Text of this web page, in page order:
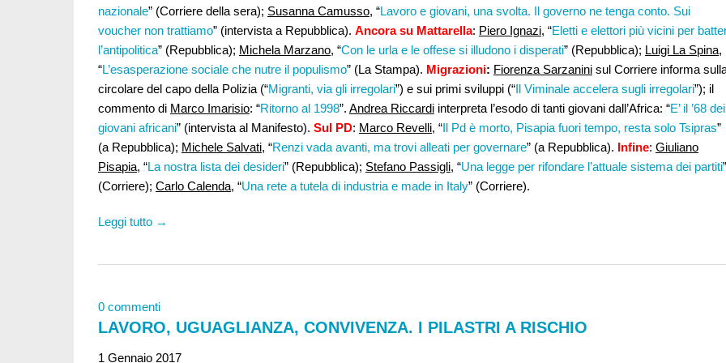
nazionale” (Corriere della sera); Susanna Camusso, “Lavoro e giovani, una svolta. Il governo ne tenga conto. Sui
voucher non trattiamo” (intervista a Repubblica). Ancora su Mattarella: Piero Ignazi, “Eletti e elettori più vicini per
l’antipolitica” (Repubblica); Michela Marzano, “Con le urla e le offese si illudono i disperati” (Repubblica); Luigi La Spina,
“L’esasperazione sociale che nutre il populismo” (La Stampa). Migrazioni: Fiorenza Sarzanini sul Corriere informa
circolare del capo della Polizia (“Migranti, via gli irregolari”) e sui primi sviluppi (“Il Viminale accelera sugli irregolari”); il
commento di Marco Imarisio: “Ritorno al 1998”. Andrea Riccardi interpreta l’esodo di tanti giovani dall’Africa: “E’ il ’68 dei
giovani africani” (intervista al Manifesto). Sul PD: Marco Revelli, “Il Pd è morto, Pisapia fuori tempo, resta solo Tsipras”
(a Repubblica); Michele Salvati, “Renzi vada avanti, ma trovi alleati per governare” (a Repubblica). Infine: Giuliano
Pisapia, “La nostra lista dei desideri” (Repubblica); Stefano Passigli, “Una legge per rifondare l’attuale sistema dei partiti”
(Corriere); Carlo Calenda, “Una rete a tutela di industria e made in Italy” (Corriere).
Leggi tutto →
0 commenti
LAVORO, UGUAGLIANZA, CONVIVENZA. I PILASTRI A RISCHIO
1 Gennaio 2017